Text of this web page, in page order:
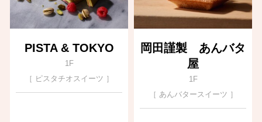
PISTA & TOKYO
1F
［ ピスタチオスイーツ ］
岡田謹製 あんバタ
屋
1F
［ あんバタースイーツ ］